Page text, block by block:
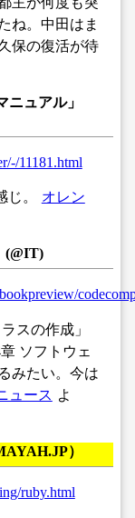
ね。中田はま
保の復活が待
ニュアル」
11181.html
。
オレン
(@IT)
スの作成」
ソフトウェ
みたい。今は
ュース よ
）
ruby.html